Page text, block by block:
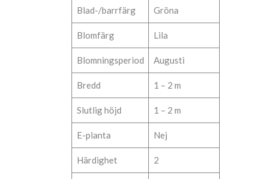
Blad-/barrfärg Gröna
Blomfärg Lila
Blomningsperiod Augusti
Bredd 1 – 2 m
Slutlig höjd 1 – 2 m
E-planta Nej
Härdighet 2